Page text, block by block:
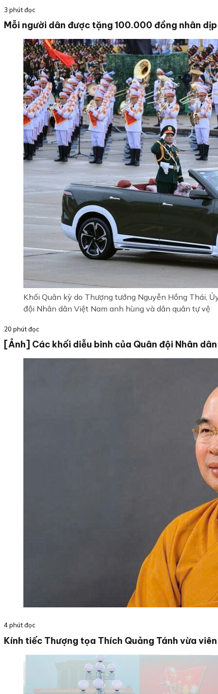
3 phút đọc
Mỗi người dân được tặng 100.000 đồng nhân
Khối Quân kỳ do Thượng tướng Nguyễn Hồng Thái,
đội Nhân dân Việt Nam anh hùng và dân quân tự vệ
20 phút đọc
[Ảnh] Các khối diễu binh của Quân đội Nhân
4 phút đọc
Kính tiếc Thượng tọa Thích Quảng Tánh vừa